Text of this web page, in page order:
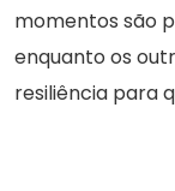
momentos são
enquanto os
resiliência para